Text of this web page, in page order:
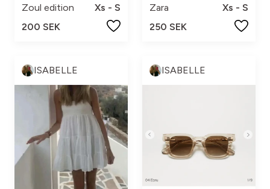
Zoul edition
Xs - S
200 SEK
Zara
Xs - S
250 SEK
ISABELLE ISABELLE